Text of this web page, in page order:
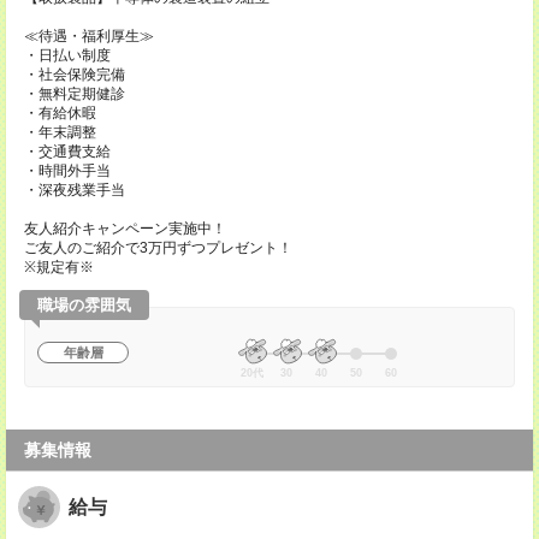
≪待遇・福利厚生≫
・日払い制度
・社会保険完備
・無料定期健診
・有給休暇
・年末調整
・交通費支給
・時間外手当
・深夜残業手当
友人紹介キャンペーン実施中！
ご友人のご紹介で3万円ずつプレゼント！
※規定有※
職場の雰囲気
年齢層
20代 30 40 50 60
募集情報
給与